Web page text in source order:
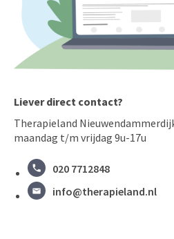
Liever direct contact?
Therapieland
maandag t/m vrijdag 9u-17u
020 7712848
info@therapieland.nl